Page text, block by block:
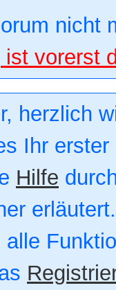
nicht
vorerst
herzlich
Ihr
Hilfe
alle